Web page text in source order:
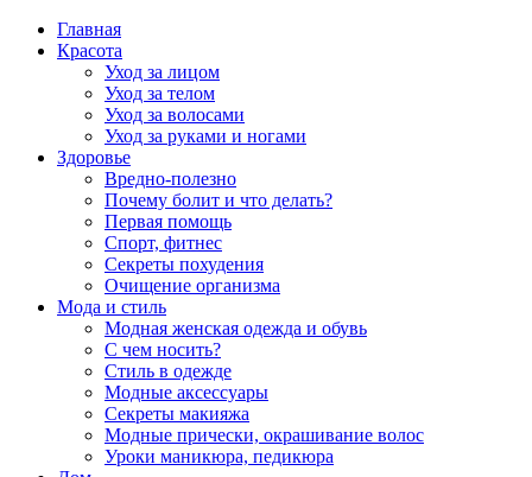
Главная
Красота
Уход за лицом
Уход за телом
Уход за волосами
Уход за руками и ногами
Здоровье
Вредно-полезно
Почему болит и что делать?
Первая помощь
Спорт, фитнес
Секреты похудения
Очищение организма
Мода и стиль
Модная женская одежда и обувь
С чем носить?
Стиль в одежде
Модные аксессуары
Секреты макияжа
Модные прически, окрашивание волос
Уроки маникюра, педикюра